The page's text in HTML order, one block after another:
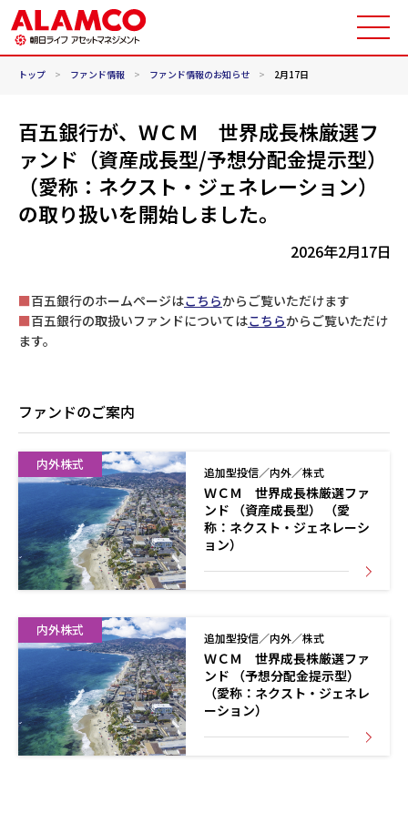
トップ > ファンド情報 > ファンド情報のお知らせ > 2月17日
百五銀行が、ＷＣＭ 世界成長株厳選フ
ァンド（資産成長型/予想分配金提示型）
（愛称：ネクスト・ジェネレーション）
の取り扱いを開始しました。
2026年2月17日
■百五銀行のホームページはこちらからご覧いただけます
■百五銀行の取扱いファンドについてはこちらからご覧いただけ
ます。
ファンドのご案内
内外株式 追加型投信／内外／株式
ＷＣＭ 世界成長株厳選ファ
ンド （資産成長型） （愛
称：ネクスト・ジェネレーシ
ョン）
内外株式 追加型投信／内外／株式
ＷＣＭ 世界成長株厳選ファ
ンド （予想分配金提示型）
（愛称：ネクスト・ジェネレ
ーション）